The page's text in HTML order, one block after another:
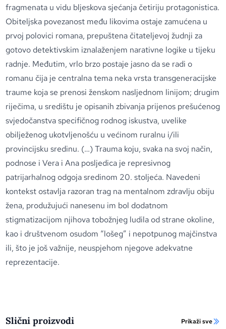
fragmenata u vidu bljeskova sjećanja četiriju protagonistica.
Obiteljska povezanost među likovima ostaje zamućena u
prvoj polovici romana, prepuštena čitateljevoj žudnji za
gotovo detektivskim iznalaženjem narativne logike u tijeku
radnje. Međutim, vrlo brzo postaje jasno da se radi o
romanu čija je centralna tema neka vrsta transgeneracijske
traume koja se prenosi ženskom nasljednom linijom; drugim
riječima, u središtu je opisanih zbivanja prijenos prešućenog
svjedočanstva specifičnog rodnog iskustva, uvelike
obilježenog ukotvljenošću u većinom ruralnu i/ili
provincijsku sredinu. (…) Trauma koju, svaka na svoj način,
podnose i Vera i Ana posljedica je represivnog
patrijarhalnog odgoja sredinom 20. stoljeća. Navedeni
kontekst ostavlja razoran trag na mentalnom zdravlju obiju
žena, produžujući nanesenu im bol dodatnom
stigmatizacijom njihova tobožnjeg ludila od strane okoline,
kao i društvenom osudom “lošeg” i nepotpunog majčinstva
ili, što je još važnije, neuspjehom njegove adekvatne
reprezentacije.
Slični proizvodi Prikaži sve